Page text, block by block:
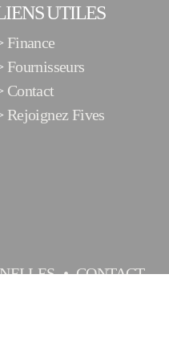
UTILES
Finance
Fournisseurs
Contact
Rejoignez Fives
CONTACT